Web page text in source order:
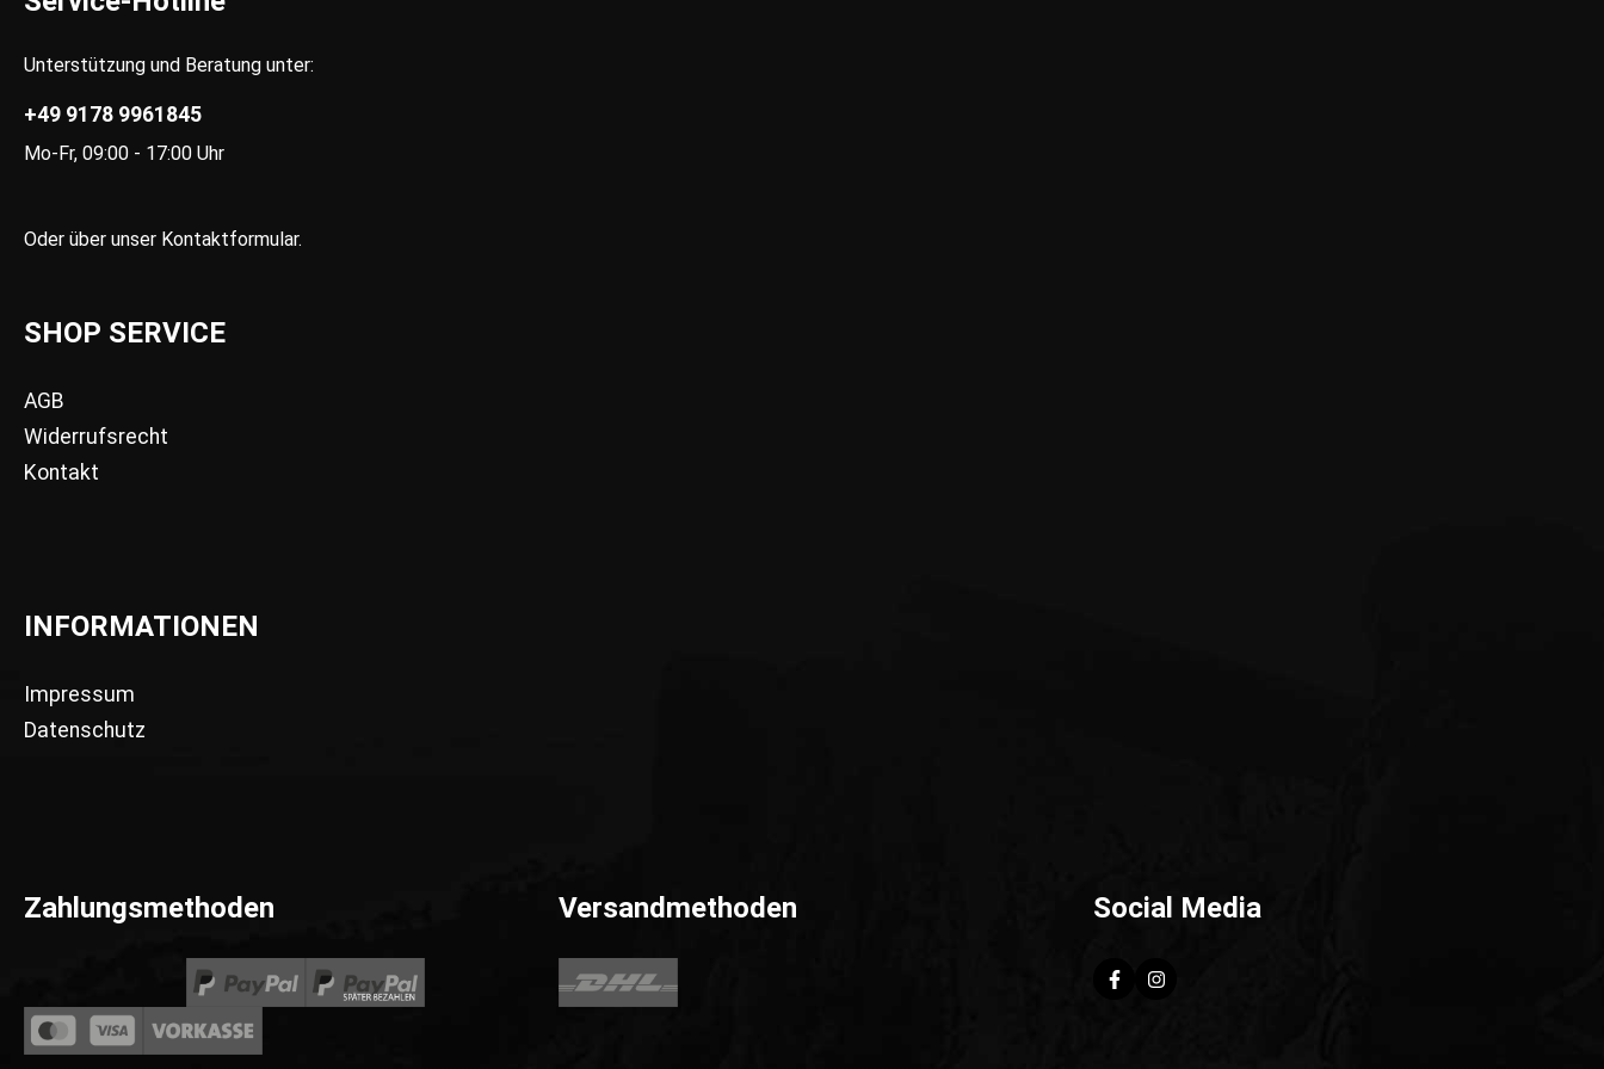
Unterstützung und Beratung unter:
+49 9178 9961845
Mo-Fr, 09:00 - 17:00 Uhr
Oder über unser Kontaktformular.
SHOP SERVICE
AGB
Widerrufsrecht
Kontakt
INFORMATIONEN
Impressum
Datenschutz
Zahlungsmethoden Versandmethoden Social Media